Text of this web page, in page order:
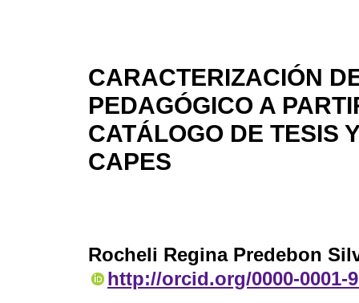
CARACTERIZACIÓN
PEDAGÓGICO A
CATÁLOGO DE TESIS
CAPES
Rocheli Regina Predebon
http://orcid.org/0000-0001-